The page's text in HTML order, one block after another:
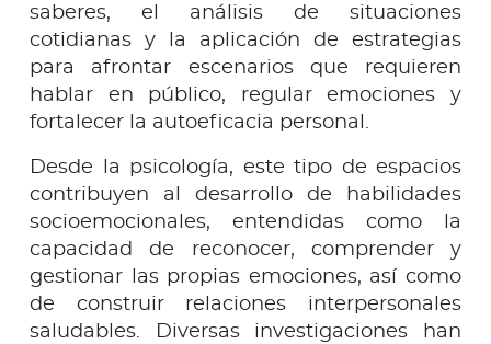
saberes, el análisis de situaciones
cotidianas y la aplicación de estrategias
para afrontar escenarios que requieren
hablar en público, regular emociones y
fortalecer la autoeficacia personal.
Desde la psicología, este tipo de espacios
contribuyen al desarrollo de habilidades
socioemocionales, entendidas como la
capacidad de reconocer, comprender y
gestionar las propias emociones, así como
de construir relaciones interpersonales
saludables. Diversas investigaciones han